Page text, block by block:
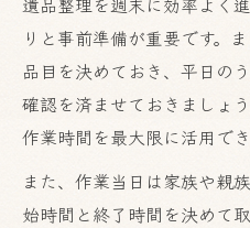
りと事前準備が重要です。
品目を決めておき、平日の
確認を済ませておきましょ
作業時間を最大限に活用でき
また、作業当日は家族や親
始時間と終了時間を決めて